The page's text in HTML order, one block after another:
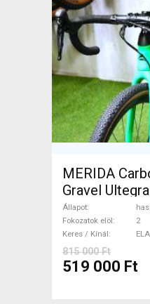
MERIDA
Gravel
CX tárcsafék
Állapot
Fokozatok elöl
2
Keres / Kínál
815 000 Ft
519 000 Ft